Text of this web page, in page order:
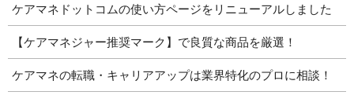
ケアマネドットコムの使い方ページをリニューアルしました
【ケアマネジャー推奨マーク】で良質な商品を厳選！
ケアマネの転職・キャリアアップは業界特化のプロに相談！